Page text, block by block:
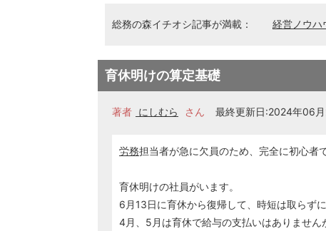
総務の森イチオシ記事が満載： 経営ノウハ
育休明けの算定基礎
著者 にしむら さん 最終更新日:2024年06
労務担当者が急に欠員のため、完全に初心者
育休明けの社員がいます。
6月13日に育休から復帰して、時短は取らず
4月、5月は育休で給与の支払いはありません